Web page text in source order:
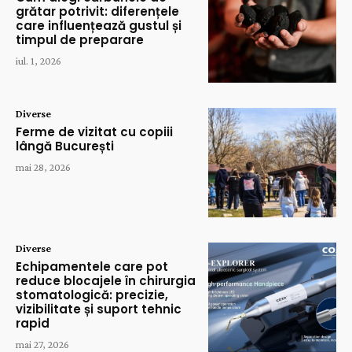
grătar potrivit: diferențele
care influențează gustul și
timpul de preparare
iul. 1, 2026
Diverse
Ferme de vizitat cu copiii
lângă București
mai 28, 2026
Diverse
Echipamentele care pot
reduce blocajele în chirurgia
stomatologică: precizie,
vizibilitate și suport tehnic
rapid
mai 27, 2026